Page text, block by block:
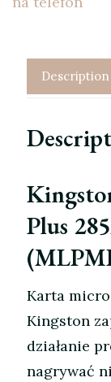
Description
Plus
Karta
Kingston
działanie
nagrywać